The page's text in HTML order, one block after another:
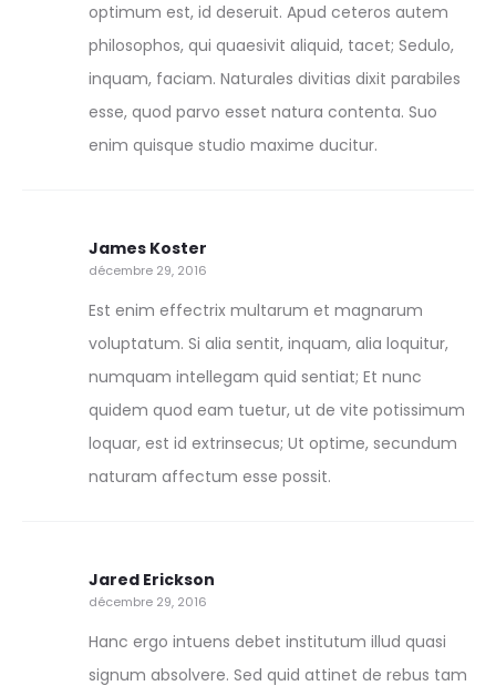
optimum est, id deseruit. Apud ceteros autem
philosophos, qui quaesivit aliquid, tacet; Sedulo,
inquam, faciam. Naturales divitias dixit parabiles
esse, quod parvo esset natura contenta. Suo
enim quisque studio maxime ducitur.
James Koster
décembre 29, 2016
Est enim effectrix multarum et magnarum
voluptatum. Si alia sentit, inquam, alia loquitur,
numquam intellegam quid sentiat; Et nunc
quidem quod eam tuetur, ut de vite potissimum
loquar, est id extrinsecus; Ut optime, secundum
naturam affectum esse possit.
Jared Erickson
décembre 29, 2016
Hanc ergo intuens debet institutum illud quasi
signum absolvere. Sed quid attinet de rebus tam